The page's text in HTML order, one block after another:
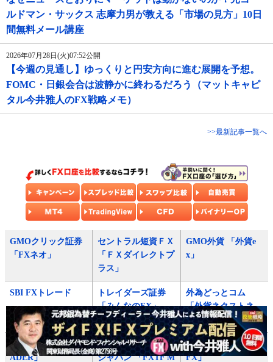
ルドマン・サックス 志摩力男が教える「市場の見方」10日
間無料メール講座
2026年07月28日(火)07:52公開
【今週の見通し】ゆっくりと円安方向に進む展開を予想。
FOMC・日銀会合は波静かに終わるだろう（マットキャピ
タル今井雅人のFX戦略メモ）
>>最新記事一覧へ
GMOクリック証券
「FXネオ」
セントラル短資ＦＸ
「ＦＸダイレクトプ
ラス」
GMO外貨 「外貨e
x」
SBI FXトレード
トレイダーズ証券
「みんなのFX」
外為どっとコム
「外貨ネクストネ
オ」
JFX 「MATRIX TR
ADER」
ゴールデンウェイ・
ジャパン 「FXTF M
ヒロセ通商 「LION
FX」